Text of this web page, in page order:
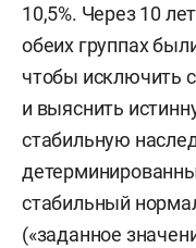
10,5%. Через 10
обеих группах
чтобы исключить
и выяснить
стабильную
стабильный
(«заданное